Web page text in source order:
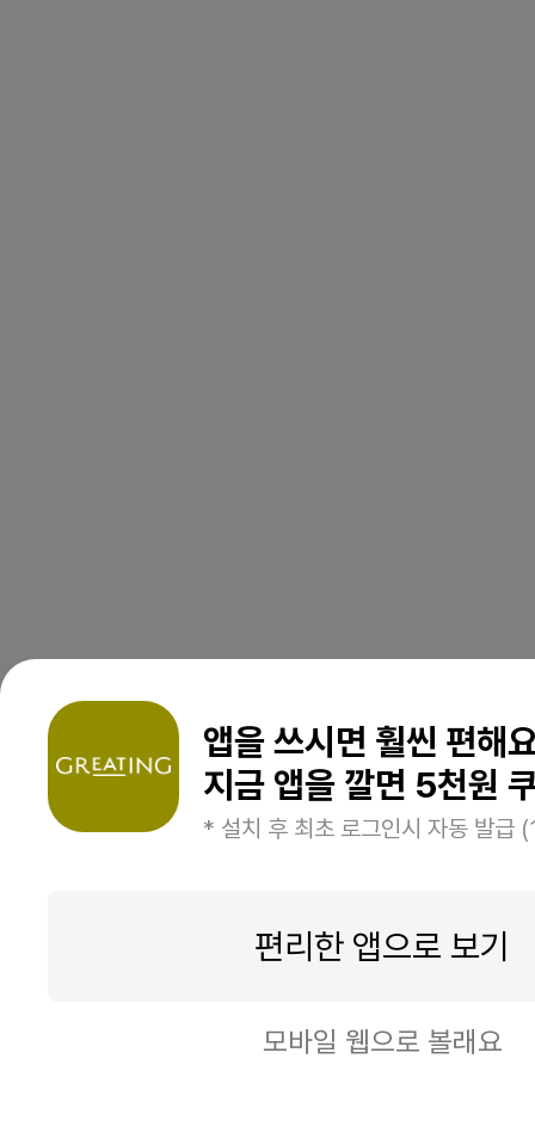
앱을 쓰시면 훨씬 편해
지금 앱을 깔면 5천원
* 설치 후 최초 로그인시 자동 발급
편리한 앱으로 보기
모바일 웹으로 볼래요